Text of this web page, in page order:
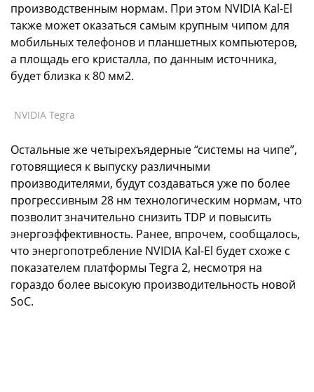
производственным нормам. При этом NVIDIA Kal-El
также может оказаться самым крупным чипом для
мобильных телефонов и планшетных компьютеров,
а площадь его кристалла, по данным источника,
будет близка к 80 мм2.
NVIDIA Tegra
Остальные же четырехъядерные “системы на чипе”,
готовящиеся к выпуску различными
производителями, будут создаваться уже по более
прогрессивным 28 нм технологическим нормам, что
позволит значительно снизить TDP и повысить
энергоэффективность. Ранее, впрочем, сообщалось,
что энергопотребление NVIDIA Kal-El будет схоже с
показателем платформы Tegra 2, несмотря на
гораздо более высокую производительность новой
SoC.